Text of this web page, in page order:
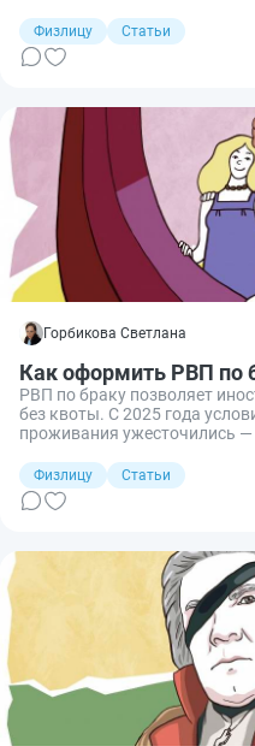
пошаговая инструкция по
на 2026 год и разбор
отклоняют до 80 % заявлений.
Физлицу
Статьи
Горбикова Светлана
Как оформить РВП по
РВП по браку позволяет
без квоты. С 2025 года
проживания ужесточились —
Разбираю актуальные
необходимый список
заявления.
Физлицу
Статьи